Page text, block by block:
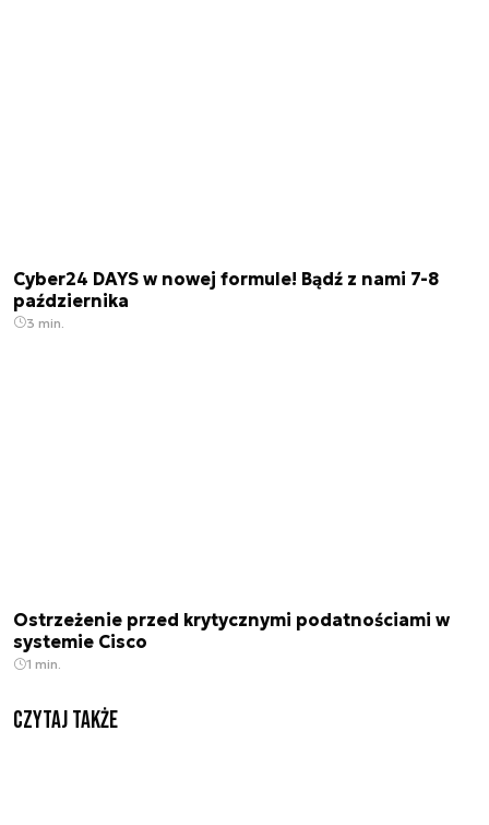
Cyber24 DAYS w nowej formule! Bądź z nami 7-8
października
3 min.
Ostrzeżenie przed krytycznymi podatnościami w
systemie Cisco
1 min.
Czytaj także